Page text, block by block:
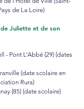
de La Loire)
Juliette et de son
- Pont L’Abbé (29) (dates
(date scolaire en
Rura)
(85) (date scolaire)